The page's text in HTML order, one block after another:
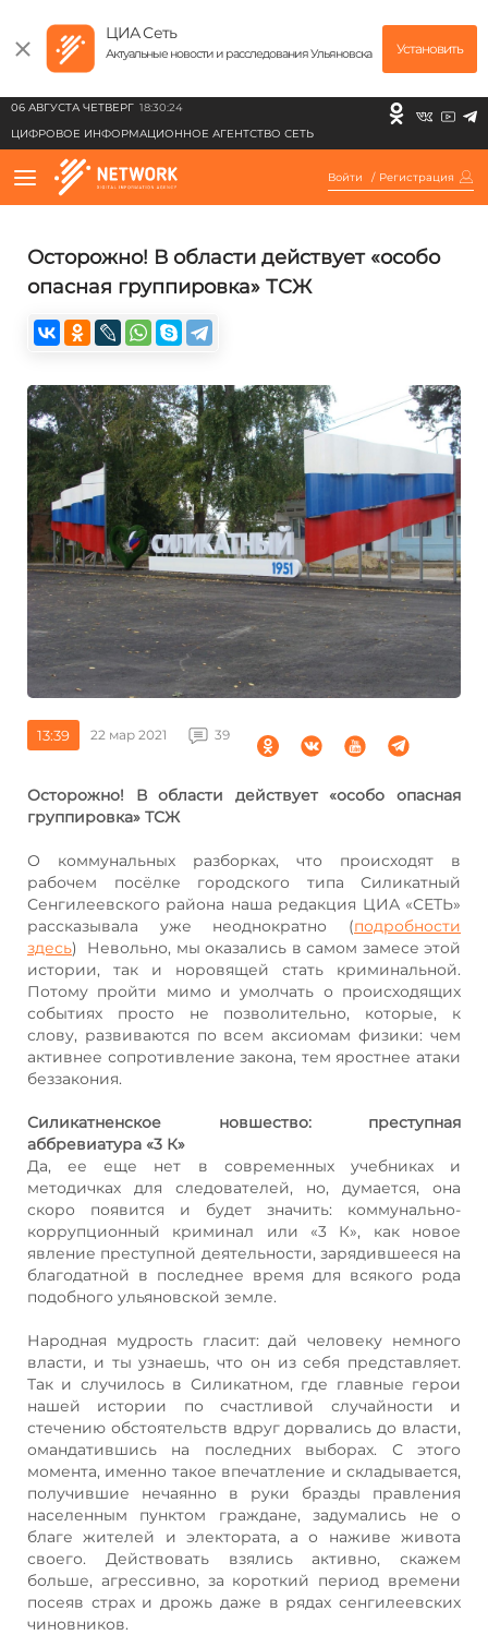
ЦИА Сеть
Актуальные новости и расследования Ульяновска Установить
06 АВГУСТА ЧЕТВЕРГ 18:30:24
ЦИФРОВОЕ ИНФОРМАЦИОННОЕ АГЕНТСТВО СЕТЬ
Войти / Регистрация
Осторожно! В области действует «особо
опасная группировка» ТСЖ
13:39 22 мар 2021 39
Осторожно! В области действует «особо опасная
группировка» ТСЖ
О коммунальных разборках, что происходят в
рабочем посёлке городского типа Силикатный
Сенгилеевского района наша редакция ЦИА «СЕТЬ»
рассказывала уже неоднократно (подробности
здесь) Невольно, мы оказались в самом замесе этой
истории, так и норовящей стать криминальной.
Потому пройти мимо и умолчать о происходящих
событиях просто не позволительно, которые, к
слову, развиваются по всем аксиомам физики: чем
активнее сопротивление закона, тем яростнее атаки
беззакония.
Силикатненское новшество: преступная
аббревиатура «3 К»
Да, ее еще нет в современных учебниках и
методичках для следователей, но, думается, она
скоро появится и будет значить: коммунально-
коррупционный криминал или «3 К», как новое
явление преступной деятельности, зарядившееся на
благодатной в последнее время для всякого рода
подобного ульяновской земле.
Народная мудрость гласит: дай человеку немного
власти, и ты узнаешь, что он из себя представляет.
Так и случилось в Силикатном, где главные герои
нашей истории по счастливой случайности и
стечению обстоятельств вдруг дорвались до власти,
омандатившись на последних выборах. С этого
момента, именно такое впечатление и складывается,
получившие нечаянно в руки бразды правления
населенным пунктом граждане, задумались не о
благе жителей и электората, а о наживе живота
своего. Действовать взялись активно, скажем
больше, агрессивно, за короткий период времени
посеяв страх и дрожь даже в рядах сенгилеевских
чиновников.